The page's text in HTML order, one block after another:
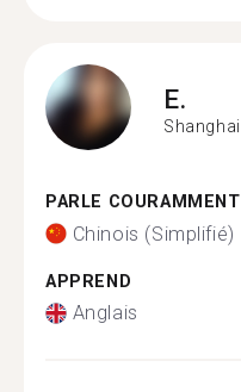
E.
Shanghai
PARLE COURAMMENT
Chinois (Simplifié)
APPREND
Anglais